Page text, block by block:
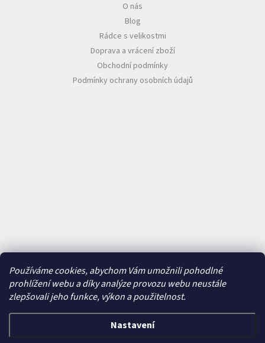
Používáme cookies, abychom Vám umožnili pohodlné
prohlížení webu a díky analýze provozu webu neustále
zlepšovali jeho funkce, výkon a použitelnost.
Nastavení
O nás
Blog
Rádce s velikostmi
Doprava a vrácení zboží
Obchodní podmínky
Podmínky ochrany osobních údajů